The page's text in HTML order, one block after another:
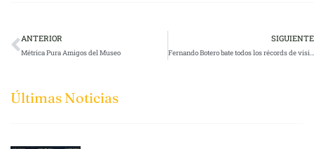
Últimas Noticias
ANTERIOR
Métrica Pura Amigos del Museo
SIGUIENTE
Fernando Botero bate todos los récords de visitantes en el Museo Casa Lis